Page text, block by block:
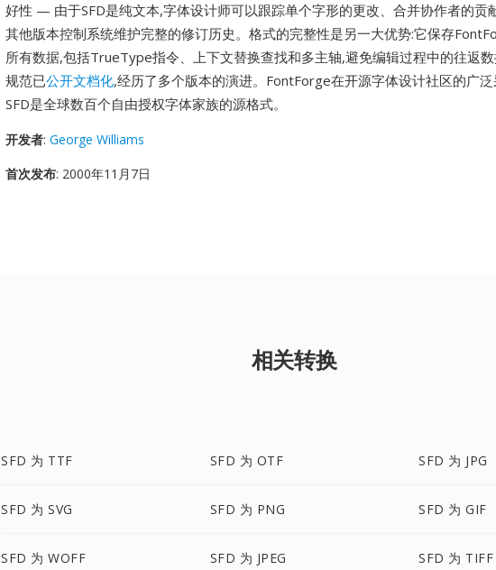
好性 — 由于SFD是纯文本,字体设计师可以跟踪单个字形的更改、合并协作者的贡
其他版本控制系统维护完整的修订历史。格式的完整性是另一大优势:它保存
所有数据,包括TrueType指令、上下文替换查找和多主轴,避免编辑过程中的往返
规范已公开文档化,经历了多个版本的演进。FontForge在开源字体设计社区的广
SFD是全球数百个自由授权字体家族的源格式。
开发者: George Williams
首次发布: 2000年11月7日
相关转换
SFD 为 TTF SFD 为 OTF SFD 为 JPG
SFD 为 SVG SFD 为 PNG SFD 为 GIF
SFD 为 WOFF SFD 为 JPEG SFD 为 TIFF